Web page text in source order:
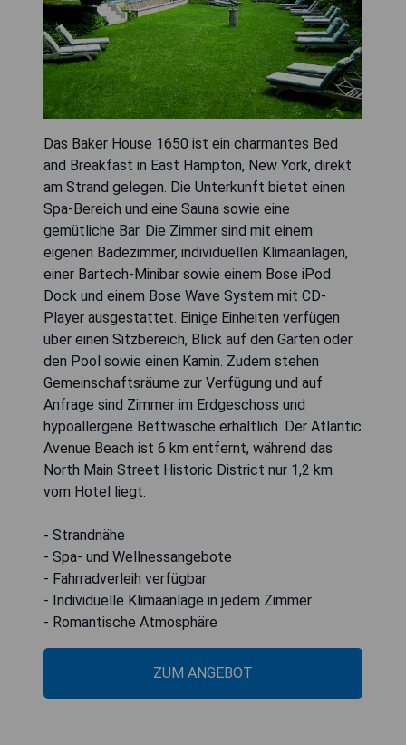
Das Baker House 1650 ist ein charmantes Bed
and Breakfast in East Hampton, New York, direkt
am Strand gelegen. Die Unterkunft bietet einen
Spa-Bereich und eine Sauna sowie eine
gemütliche Bar. Die Zimmer sind mit einem
eigenen Badezimmer, individuellen Klimaanlagen,
einer Bartech-Minibar sowie einem Bose iPod
Dock und einem Bose Wave System mit CD-
Player ausgestattet. Einige Einheiten verfügen
über einen Sitzbereich, Blick auf den Garten oder
den Pool sowie einen Kamin. Zudem stehen
Gemeinschaftsräume zur Verfügung und auf
Anfrage sind Zimmer im Erdgeschoss und
hypoallergene Bettwäsche erhältlich. Der Atlantic
Avenue Beach ist 6 km entfernt, während das
North Main Street Historic District nur 1,2 km
vom Hotel liegt.
- Strandnähe
- Spa- und Wellnessangebote
- Fahrradverleih verfügbar
- Individuelle Klimaanlage in jedem Zimmer
- Romantische Atmosphäre
ZUM ANGEBOT